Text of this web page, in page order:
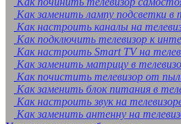
Как заменить лампу подсветки в
Как настроить каналы на
Как подключить телевизор к
Как настроить Smart TV на
Как заменить матрицу в
Как почистить телевизор от
Как заменить блок питания в
Как настроить звук на
Как заменить антенну на